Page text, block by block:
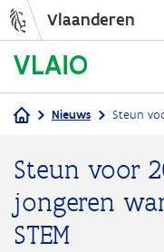
Vlaanderen
Nieuws Steun voor
Steun voor
jongeren
STEM